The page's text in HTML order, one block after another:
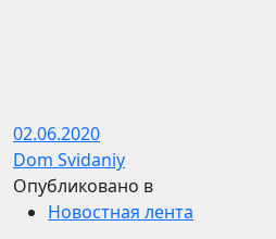
02.06.2020
Dom Svidaniy
Опубликовано в
Новостная лента